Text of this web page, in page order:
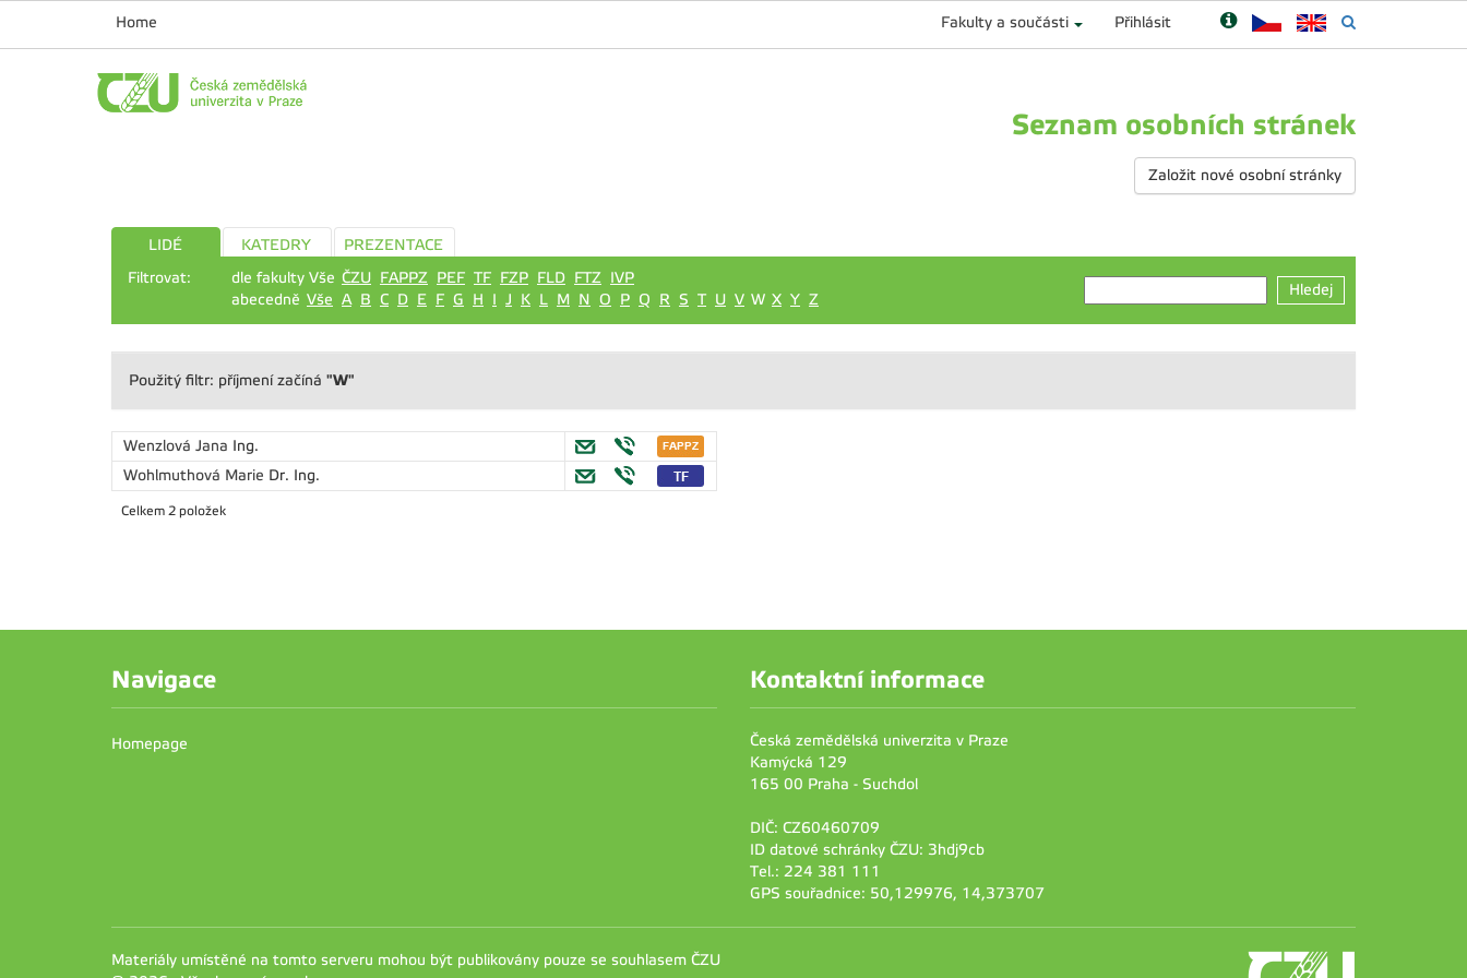
Home Fakulty a součásti Přihlásit
Seznam osobních stránek
Založit nové osobní stránky
LIDÉ KATEDRY
PREZENTACE
Filtrovat:
dle fakulty Vše ČZU FAPPZ PEF TF FZP FLD FTZ IVP
abecedně Vše A B C D E F G H I J K L M N O P Q R S T U V W X Y Z
Hledej
Použitý filtr: příjmení začíná "W"
Wenzlová Jana Ing.
Wohlmuthová Marie Dr. Ing.
Celkem 2 položek
Navigace
Homepage
Kontaktní informace
Česká zemědělská univerzita v Praze
Kamýcká 129
165 00 Praha - Suchdol
DIČ: CZ60460709
ID datové schránky ČZU: 3hdj9cb
Tel.: 224 381 111
GPS souřadnice: 50,129976, 14,373707
Materiály umístěné na tomto serveru mohou být publikovány pouze se souhlasem ČZU